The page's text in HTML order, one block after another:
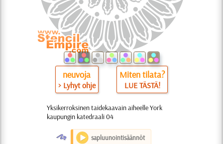
neuvoja
> Lyhyt ohje
Miten tilata?
LUE TÄSTÄ!
Yksikerroksinen taidekaavain aiheelle York
kaupungin katedraali 04
O sapluunointisäännöt